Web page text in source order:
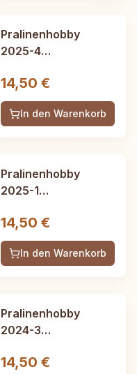
Pralinenhobby
2025-4
Seiten
14,50 €
In den Warenkorb
Pralinenhobby
2025-1
52 Seiten
14,50 €
In den Warenkorb
Pralinenhobby
2024-3
Seiten
14,50 €